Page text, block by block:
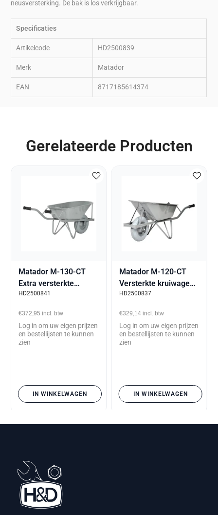
neusversterking. De bak is los verkrijgbaar.
Specificaties
Artikelcode HD2500839
Merk Matador
EAN 8717185614374
Gerelateerde Producten
Matador M-130-CT
Extra versterkte
kruiwagen 80L met
HD2500841
€372,95incl. btw
Log in om uw eigen prijzen
en bestellijsten te kunnen
zien
IN WINKELWAGEN
Matador M-120-CT
Versterkte kruiwagen
80L met lekvrije band
HD2500837
€329,14 incl. btw
Log in om uw eigen prijzen
en bestellijsten te kunnen
zien
IN WINKELWAGEN